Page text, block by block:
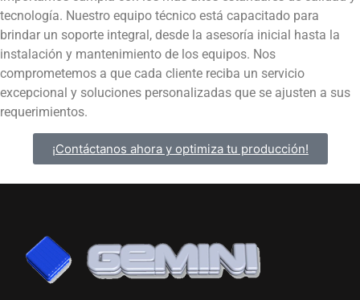
tecnología. Nuestro equipo técnico está capacitado para
brindar un soporte integral, desde la asesoría inicial hasta la
instalación y mantenimiento de los equipos. Nos
comprometemos a que cada cliente reciba un servicio
excepcional y soluciones personalizadas que se ajusten a sus
requerimientos.
¡Contáctanos ahora y optimiza tu producción!